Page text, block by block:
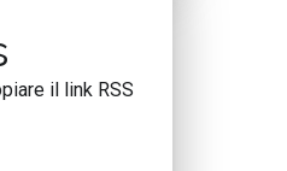
il link RSS